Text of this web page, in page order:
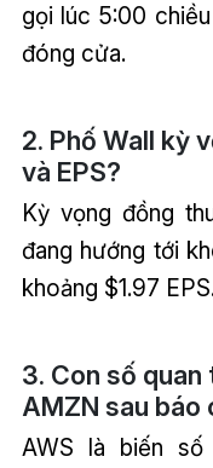
gọi lúc 5:00
đóng cửa.
2. Phố Wall kỳ
và EPS?
Kỳ vọng đồng
đang hướng tới
khoảng $1.97
3. Con số
AMZN sau báo
AWS là biến